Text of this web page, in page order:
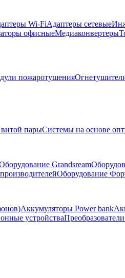
Wi-FiАдаптеры сетевые
офисныеМедиаконвертеры
пожаротушения
парыСистемы на основе
Grandsream
Оборудование
Аккумуляторы Power bank
устройства